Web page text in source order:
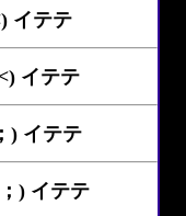
イテテ
イテテ
) イテテ
) イテテ